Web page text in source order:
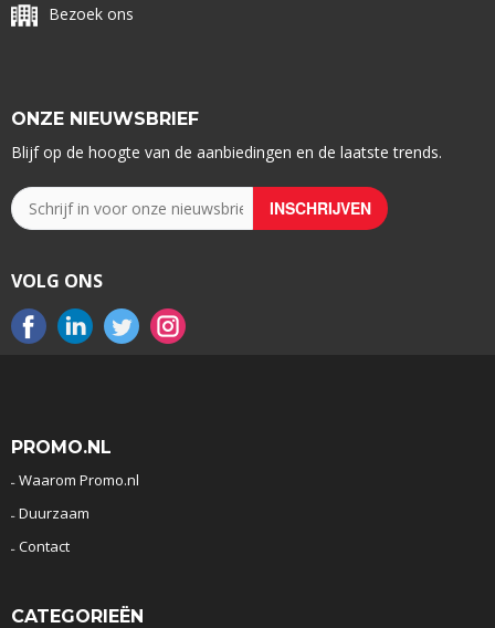
Bezoek ons
ONZE NIEUWSBRIEF
Blijf op de hoogte van de aanbiedingen en de laatste trends.
VOLG ONS
PROMO.NL
Waarom Promo.nl
Duurzaam
Contact
CATEGORIEËN